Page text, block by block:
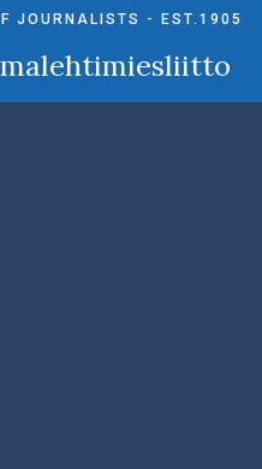
JOURNALISTS - EST.1905